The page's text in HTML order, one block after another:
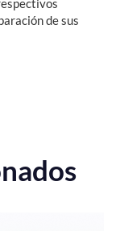
de sus